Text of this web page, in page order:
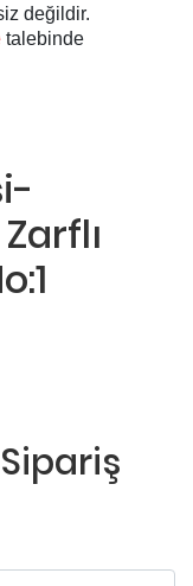
değildir.
talebinde